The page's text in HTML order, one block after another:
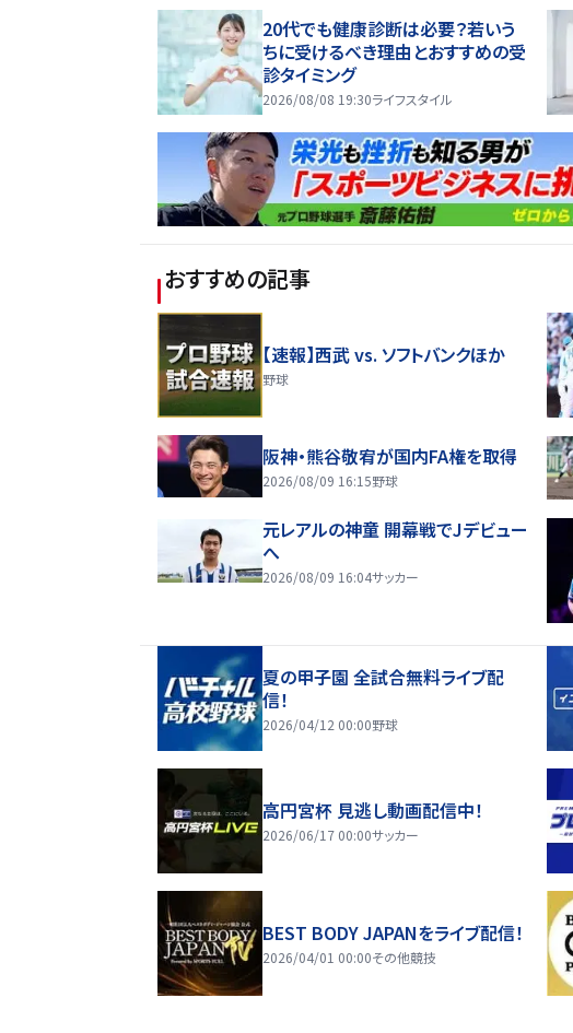
20代でも健康診断は必要？若いう
ちに受けるべき理由とおすすめの受
診タイミング
2026/08/08 19:30ライフスタイル
おすすめの記事
【速報】西武 vs. ソフトバンクほか
野球
阪神・熊谷敬宥が国内FA権を取得
2026/08/09 16:15野球
元レアルの神童 開幕戦でJデビュー
へ
2026/08/09 16:04サッカー
夏の甲子園 全試合無料ライブ配
信！
2026/04/12 00:00野球
高円宮杯 見逃し動画配信中！
2026/06/17 00:00サッカー
BEST BODY JAPANをライブ配信！
2026/04/01 00:00その他競技